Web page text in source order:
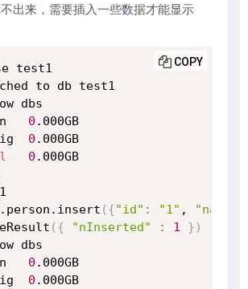
出来，需要插入一些数据才能显示
test1
dbs
0 .000GB
0
0
( {"id" : "1" , "name"
( { "nInserted" : 1 } )
dbs
0 .000GB
0
COPY